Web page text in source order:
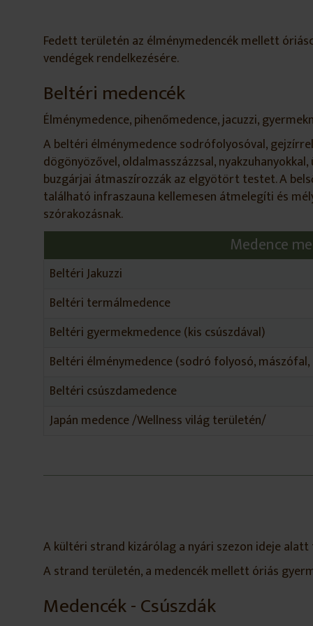
Fedett területén az élménymedencék mellett
vendégek rendelkezésére.
Beltéri medencék
Élménymedence, pihenőmedence, jacuzzi,
A beltéri élménymedence sodrófolyosóval,
dögönyözővel, oldalmasszázzsal,
buzgárjai átmaszírozzák az elgyötört testet. A
található infraszauna kellemesen átmelegíti és
szórakozásnak.
Medence
Beltéri Jakuzzi
Beltéri termálmedence
Beltéri gyermekmedence (kis csúszdával)
Beltéri élménymedence (sodró folyosó,
Beltéri csúszdamedence
Japán medence /Wellness világ területén/
A kültéri strand kizárólag a nyári szezon ideje
A strand területén, a medencék mellett óriás
Medencék - Csúszdák